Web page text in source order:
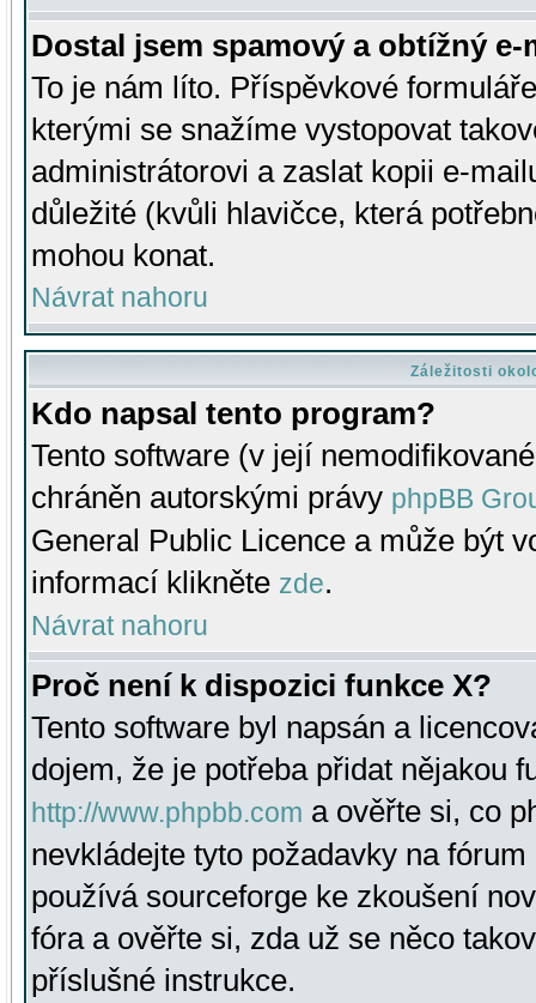
Dostal jsem spamový a obtížný
To je nám líto. Příspěvkové
kterými se snažíme vystopovat
administrátorovi a zaslat kopii e-
důležité (kvůli hlavičce, která
mohou konat.
Návrat nahoru
Záležitosti
Kdo napsal tento program?
Tento software (v její
chráněn autorskými právy phpBB
General Public Licence a může být
informací klikněte zde.
Návrat nahoru
Proč není k dispozici funkce X?
Tento software byl napsán a
dojem, že je potřeba přidat nějakou
http://www.phpbb.com a ověřte si, co
nevkládejte tyto požadavky na
používá sourceforge ke zkoušení
fóra a ověřte si, zda už se něco
příslušné instrukce.